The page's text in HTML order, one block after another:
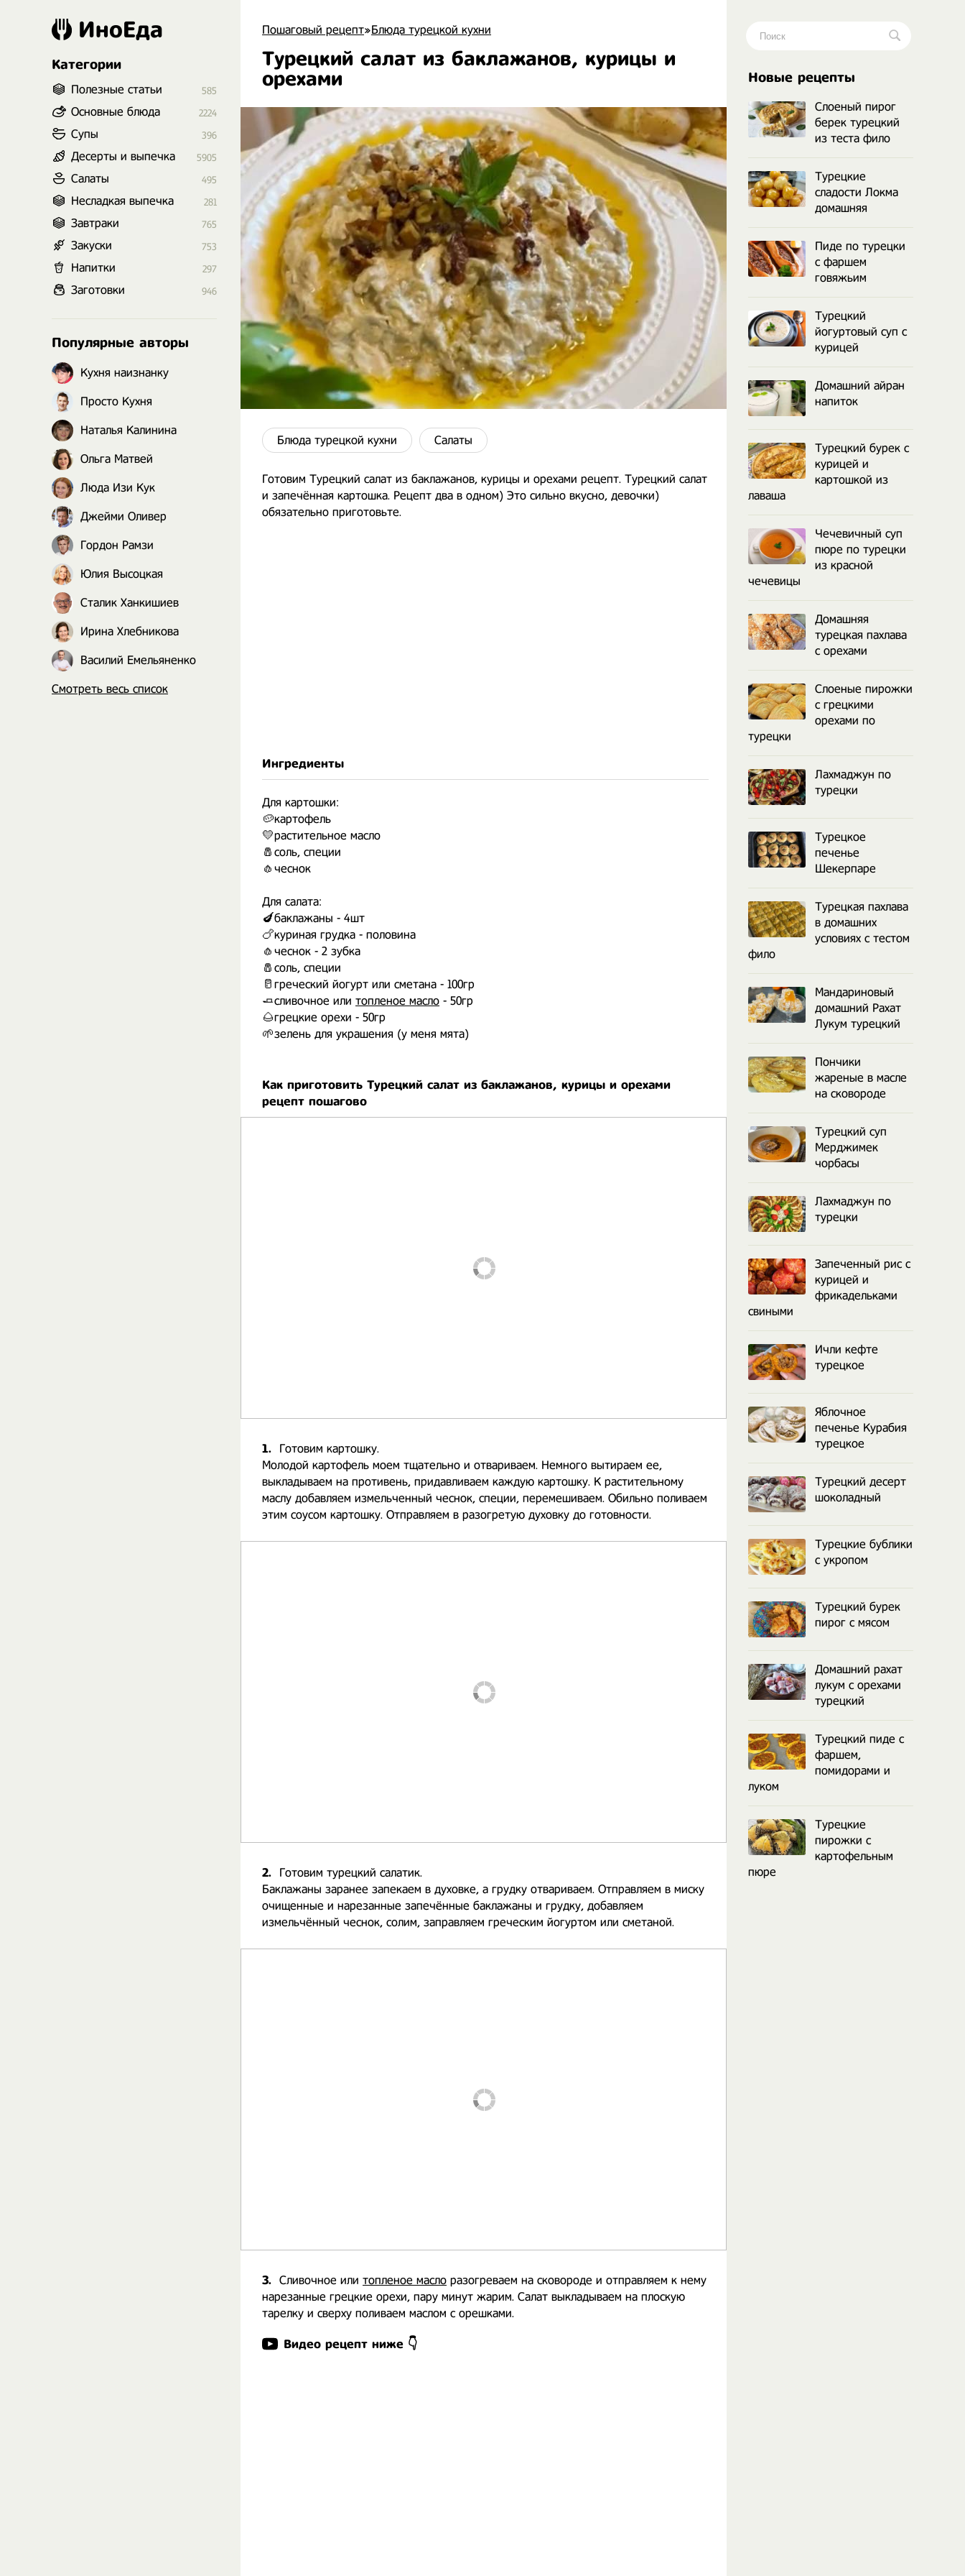
Пошаговый рецепт»Блюда турецкой кухни
Турецкий салат из баклажанов, курицы и
орехами
Блюда турецкой кухни Салаты
Готовим Турецкий салат из баклажанов, курицы и орехами рецепт. Турецкий салат
и запечённая картошка. Рецепт два в одном) Это сильно вкусно, девочки)
обязательно приготовьте.
Ингредиенты
Для картошки:
🥔картофель
💛растительное масло
🧂соль, специи
🧄чеснок
Для салата:
🍆баклажаны - 4шт
🍗куриная грудка - половина
🧄чеснок - 2 зубка
🧂соль, специи
🥛греческий йогурт или сметана - 100гр
🧈сливочное или топленое масло - 50гр
🌰грецкие орехи - 50гр
🌱зелень для украшения (у меня мята)
Как приготовить Турецкий салат из баклажанов, курицы и орехами
рецепт пошагово
1.
Готовим картошку.
Молодой картофель моем тщательно и отвариваем. Немного вытираем ее,
выкладываем на противень, придавливаем каждую картошку. К растительному
маслу добавляем измельченный чеснок, специи, перемешиваем. Обильно поливаем
этим соусом картошку. Отправляем в разогретую духовку до готовности.
2.
Готовим турецкий салатик.
Баклажаны заранее запекаем в духовке, а грудку отвариваем. Отправляем в миску
очищенные и нарезанные запечённые баклажаны и грудку, добавляем
измельчённый чеснок, солим, заправляем греческим йогуртом или сметаной.
3. Сливочное или топленое масло разогреваем на сковороде и отправляем к нему
нарезанные грецкие орехи, пару минут жарим. Салат выкладываем на плоскую
тарелку и сверху поливаем маслом с орешками.
Видео рецепт ниже 👇
ИноЕда
Категории
Полезные статьи 585
Основные блюда 2224
Супы 396
Десерты и выпечка 5905
Салаты 495
Несладкая выпечка 281
Завтраки 765
Закуски 753
Напитки 297
Заготовки 946
Популярные авторы
Кухня наизнанку
Просто Кухня
Наталья Калинина
Ольга Матвей
Люда Изи Кук
Джейми Оливер
Гордон Рамзи
Юлия Высоцкая
Сталик Ханкишиев
Ирина Хлебникова
Василий Емельяненко
Смотреть весь список
Новые рецепты
Слоеный пирог
берек турецкий
из теста фило
Турецкие
сладости Локма
домашняя
Пиде по турецки
с фаршем
говяжьим
Турецкий
йогуртовый суп с
курицей
Домашний айран
напиток
Турецкий бурек с
курицей и
картошкой из
лаваша
Чечевичный суп
пюре по турецки
из красной
чечевицы
Домашняя
турецкая пахлава
с орехами
Слоеные пирожки
с грецкими
орехами по
турецки
Лахмаджун по
турецки
Турецкое
печенье
Шекерпаре
Турецкая пахлава
в домашних
условиях с тестом
фило
Мандариновый
домашний Рахат
Лукум турецкий
Пончики
жареные в масле
на сковороде
Турецкий суп
Мерджимек
чорбасы
Лахмаджун по
турецки
Запеченный рис с
курицей и
фрикадельками
свиными
Ичли кефте
турецкое
Яблочное
печенье Курабия
турецкое
Турецкий десерт
шоколадный
Турецкие бублики
с укропом
Турецкий бурек
пирог с мясом
Домашний рахат
лукум с орехами
турецкий
Турецкий пиде с
фаршем,
помидорами и
луком
Турецкие
пирожки с
картофельным
пюре